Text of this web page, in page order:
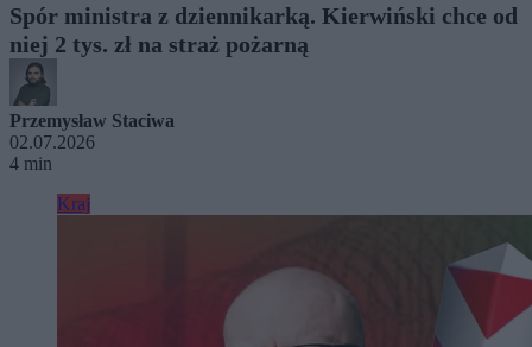
Spór ministra z dziennikarką. Kierwiński chce od
niej 2 tys. zł na straż pożarną
Przemysław Staciwa
02.07.2026
4 min
Kraj